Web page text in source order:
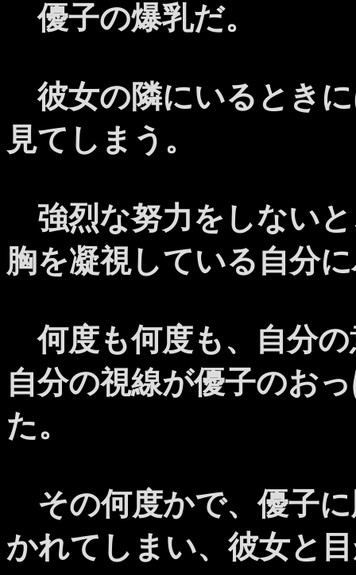
優子の爆乳だ。
彼女の隣にいるとき
見てしまう。
強烈な努力をしない
胸を凝視している自分
何度も何度も、自分
自分の視線が優子のお
た。
その何度かで、優子
かれてしまい、彼女と